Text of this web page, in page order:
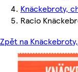
Knäckebroty,
Racio
Zpět na